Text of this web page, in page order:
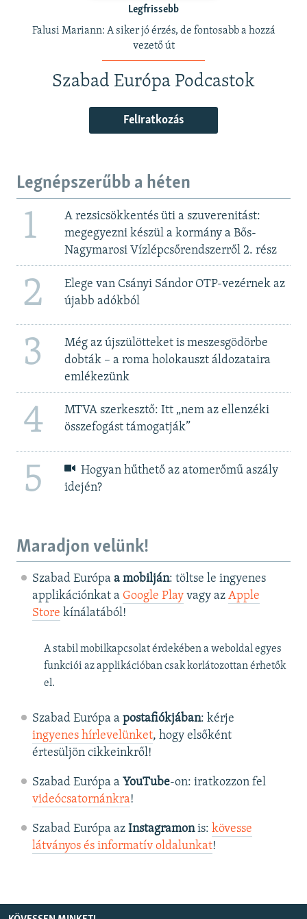
Legfrissebb
Falusi Mariann: A siker jó érzés, de fontosabb a hozzá
vezető út
Szabad Európa Podcastok
Feliratkozás
Legnépszerűbb a héten
1
A rezsicsökkentés üti a szuverenitást:
megegyezni készül a kormány a Bős-
Nagymarosi Vízlépcsőrendszerről 2. rész
2
Elege van Csányi Sándor OTP-vezérnek az
újabb adókból
3
Még az újszülötteket is meszesgödörbe
dobták – a roma holokauszt áldozataira
emlékezünk
4
MTVA szerkesztő: Itt „nem az ellenzéki
összefogást támogatják”
5
Hogyan hűthető az atomerőmű aszály
idején?
Maradjon velünk!
Szabad Európa a mobilján: töltse le ingyenes
applikációnkat a Google Playvagy az Apple
Store kínálatából!
A stabil mobilkapcsolat érdekében a weboldal egyes
funkciói az applikációban csak korlátozottan érhetők
el.
Szabad Európa a postafiókjában: kérje
ingyenes hírlevelünket, hogy elsőként
értesüljön cikkeinkről!
Szabad Európa a YouTube-on: iratkozzon fel
videócsatornánkra!
Szabad Európa az Instagramonis: kövesse
látványos és informatív oldalunkat! ​